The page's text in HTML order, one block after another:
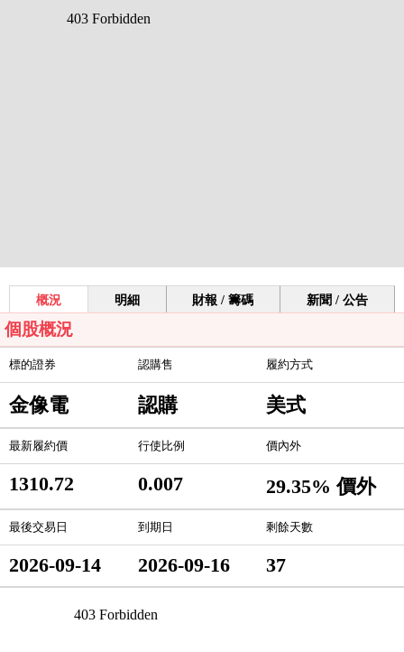
概況 明細 財報 / 籌碼 新聞 / 公告
個股概況
標的證券 認購售 履約方式
金像電 認購 美式
最新履約價 行使比例 價內外
1310.72 0.007 29.35% 價外
最後交易日 到期日 剩餘天數
2026-09-14 2026-09-16 37